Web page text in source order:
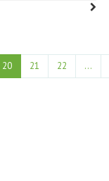
20 21 22 …